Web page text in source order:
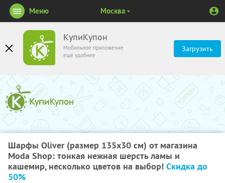
КупиКупон
Мобильное приложение
ещё удобнее
Загрузить
Меню Москва
Шарфы Oliver (размер 135х30 см) от магазина
Moda Shop: тонкая нежная шерсть ламы и
кашемир, несколько цветов на выбор! Скидка до
50%